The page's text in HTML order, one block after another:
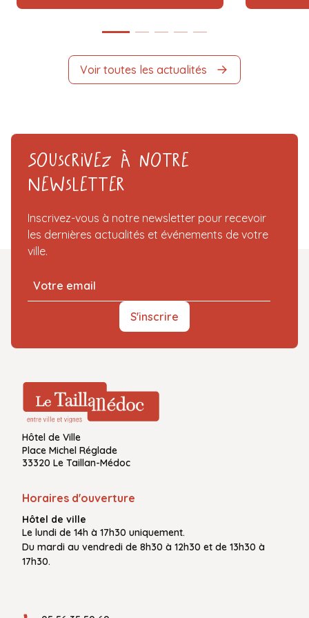
Voir toutes les actualités
Souscrivez à notre
Newsletter
Inscrivez-vous à notre newsletter pour recevoir
les dernières actualités et événements de votre
ville.
S'inscrire
Hôtel de Ville
Place Michel Réglade
33320 Le Taillan-Médoc
Horaires d'ouverture
Hôtel de ville
Le lundi de 14h à 17h30 uniquement.
Du mardi au vendredi de 8h30 à 12h30 et de 13h30 à
17h30.